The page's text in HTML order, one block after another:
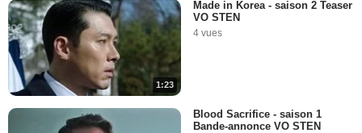
1:23
Made in Korea - saison 2 Teaser
VO STEN
4 vues
Blood Sacrifice - saison 1
Bande-annonce VO STEN